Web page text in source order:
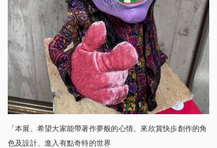
「本展、希望大家能帶著作夢般的心情、來欣賞快歩創作的角
色及設計、進入有點奇特的世界